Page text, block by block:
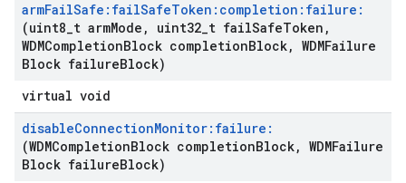
armFailSafe:failSafeToken:completion:failure:
(uint8 t armMode , uint32 t failSafeToken ,
WDMCompletionBlock completionBlock, WDMFailure
Block failureBlock)
virtual void
disableConnectionMonitor:failure:
(WDMCompletionBlock completionBlock, WDMFailure
Block failureBlock)